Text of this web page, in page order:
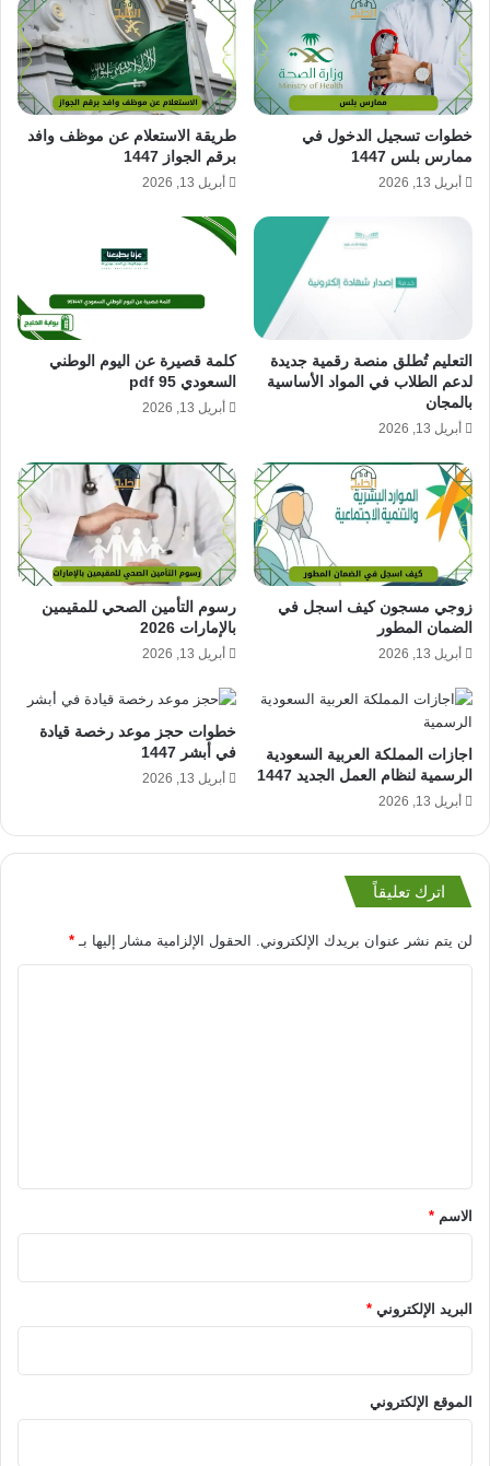
خطوات تسجيل الدخول في
ممارس بلس 1447
أبريل 13, 2026
طريقة الاستعلام عن موظف وافد
برقم الجواز 1447
أبريل 13, 2026
التعليم تُطلق منصة رقمية جديدة
لدعم الطلاب في المواد الأساسية
بالمجان
أبريل 13, 2026
كلمة قصيرة عن اليوم الوطني
السعودي 95 pdf
أبريل 13, 2026
زوجي مسجون كيف اسجل في
الضمان المطور
أبريل 13, 2026
رسوم التأمين الصحي للمقيمين
بالإمارات 2026
أبريل 13, 2026
اجازات المملكة العربية السعودية
الرسمية لنظام العمل الجديد 1447
أبريل 13, 2026
خطوات حجز موعد رخصة قيادة
في أبشر 1447
أبريل 13, 2026
اترك تعليقاً
لن يتم نشر عنوان بريدك الإلكتروني. الحقول الإلزامية مشار إليها بـ *
*الاسم *
البريد الإلكتروني *
الموقع الإلكتروني